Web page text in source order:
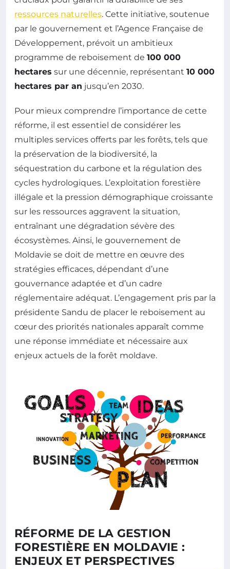
ressources naturelles. Cette initiative, soutenue
par le gouvernement et l’Agence Française de
Développement, prévoit un ambitieux
programme de reboisement de 100 000
hectares sur une décennie, représentant 10 000
hectares par an jusqu’en 2030.
Pour mieux comprendre l’importance de cette
réforme, il est essentiel de considérer les
multiples services offerts par les forêts, tels que
la préservation de la biodiversité, la
séquestration du carbone et la régulation des
cycles hydrologiques. L’exploitation forestière
illégale et la pression démographique croissante
sur les ressources aggravent la situation,
entraînant une dégradation sévère des
écosystèmes. Ainsi, le gouvernement de
Moldavie se doit de mettre en œuvre des
stratégies efficaces, dépendant d’une
gouvernance adaptée et d’un cadre
réglementaire adéquat. L’engagement pris par la
présidente Sandu de placer le reboisement au
cœur des priorités nationales apparaît comme
une réponse immédiate et nécessaire aux
enjeux actuels de la forêt moldave.
RÉFORME DE LA GESTION
FORESTIÈRE EN MOLDAVIE :
ENJEUX ET PERSPECTIVES